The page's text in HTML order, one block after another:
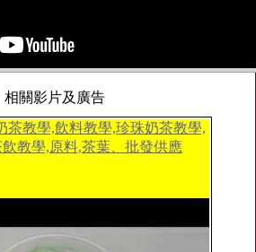
相關影片及廣告
茶教學,飲料教學,珍珠奶茶教學,
教學,原料,茶葉、批發供應